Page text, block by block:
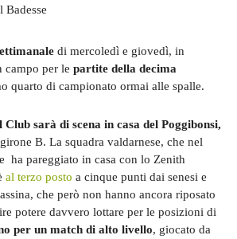
Badesse
di mercoledì e giovedì, in
campo per le partite della decima
quarto di campionato ormai alle spalle.
Club sarà di scena in casa del Poggibonsi,
B. La squadra valdarnese, che nel
ha pareggiato in casa con lo Zenith
al terzo posto a cinque punti dai senesi e
che però non hanno ancora riposato
potere davvero lottare per le posizioni di
per un match di alto livello, giocato da